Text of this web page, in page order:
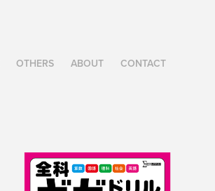
OTHERS ABOUT CONTACT
全科ギガドリル　小